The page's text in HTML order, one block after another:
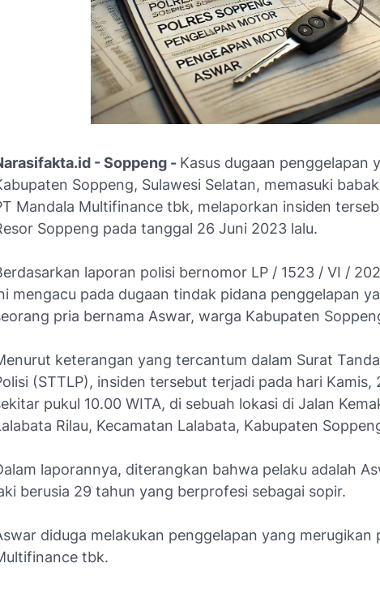
- Soppeng - Kasus dugaan penggelapan
Soppeng, Sulawesi Selatan, memasuki
Mandala Multifinance tbk, melaporkan insiden
Soppeng pada tanggal 26 Juni 2023 lalu.
laporan polisi bernomor LP / 1523 / VI /
mengacu pada dugaan tindak pidana penggelapan
pria bernama Aswar, warga Kabupaten
keterangan yang tercantum dalam Surat
(STTLP), insiden tersebut terjadi pada hari Kamis,
pukul 10.00 WITA, di sebuah lokasi di Jalan
Rilau, Kecamatan Lalabata, Kabupaten
laporannya, diterangkan bahwa pelaku adalah
berusia 29 tahun yang berprofesi sebagai sopir.
diduga melakukan penggelapan yang merugikan
tbk.